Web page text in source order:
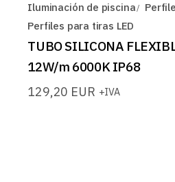
Iluminación de piscina
Perfiles para tiras LED
TUBO SILICONA
12W/m 6000K IP68
129,20 EUR +IVA